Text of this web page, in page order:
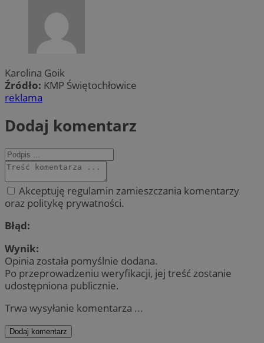
Karolina Goik
Źródło: KMP Świętochłowice
reklama
Dodaj komentarz
Akceptuję regulamin zamieszczania komentarzy
oraz politykę prywatności.
Błąd:
Wynik:
Opinia została pomyślnie dodana.
Po przeprowadzeniu weryfikacji, jej treść zostanie
udostępniona publicznie.
Trwa wysyłanie komentarza ...
Dodaj komentarz